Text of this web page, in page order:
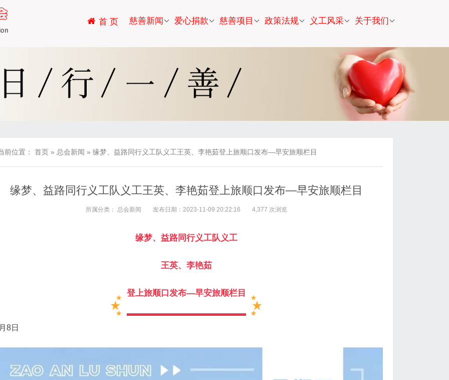
首 页 慈善新闻 爱心捐款 慈善项目 政策法规 义工风采 关于我们
前位置： 首页 » 总会新闻 » 缘梦、益路同行义工队义工王英、李艳茹登上旅顺口发布—早安旅顺栏目
缘梦、益路同行义工队义工王英、李艳茹登上旅顺口发布—早安旅顺栏目
所属分类： 总会新闻 发布日期：2023-11-09 20:22:16 4,377 次浏览
缘梦、益路同行义工队义工
王英、李艳茹
登上旅顺口发布—早安旅顺栏目
8日